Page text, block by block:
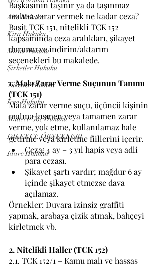
Aile Hukuku
Kira Hukuku
Miras Hukuku
Şirketler Hukuku
Tüketici Hukuku
İcra Hukuku
Mülteci-Göç Hukuku
DİLEKÇE ÖRNEKLERİ
İdare Hukuku
Başkasının taşınır ya da taşınmaz
malına zarar vermek ne kadar ceza?
Basit TCK 151, nitelikli TCK 152
kapsamında ceza aralıkları, şikayet
durumu ve indirim/aktarım
seçenekleri bu makalede.
1. Mala Zarar Verme Suçunun Tanımı
(TCK 151)
Mala zarar verme suçu, üçüncü kişinin
malına kısmen veya tamamen zarar
verme, yok etme, kullanılamaz hale
getirme veya kirletme fiillerini içerir.
Ceza: 4 ay – 3 yıl hapis veya adli
para cezası.
Şikayet şartı vardır; mağdur 6 ay
içinde şikayet etmezse dava
açılamaz.
Örnekler: Duvara izinsiz graffiti
yapmak, arabaya çizik atmak, bahçeyi
kirletmek vb.
2. Nitelikli Haller (TCK 152)
2.1. TCK 152/1 – Kamu malı ve hassas